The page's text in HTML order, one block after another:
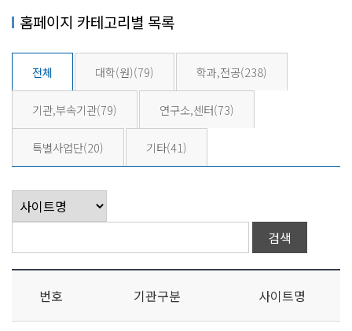
홈페이지 카테고리별 목록
전체 대학(원)(79) 학과,전공(238)
기관,부속기관(79) 연구소,센터(73)
특별사업단(20) 기타(41)
번호 기관구분 사이트명